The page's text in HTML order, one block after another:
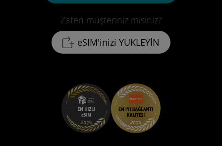
Zaten müşteriniz misiniz?
eSIM'inizi YÜKLEYİN